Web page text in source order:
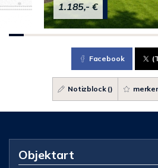
1.185,- €
Facebook
Notizblock ()
Objektart